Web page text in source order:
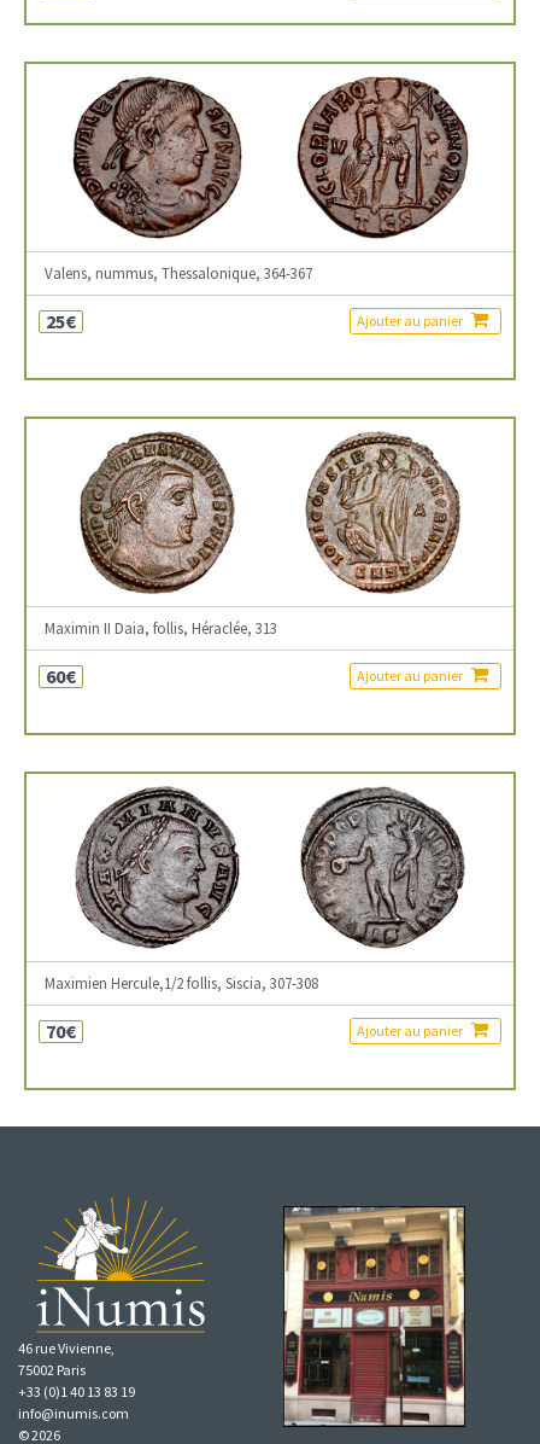
Valens, nummus, Thessalonique, 364-367
25€ Ajouter au panier
Maximin II Daia, follis, Héraclée, 313
60€ Ajouter au panier
Maximien Hercule,1/2 follis, Siscia, 307-308
70€ Ajouter au panier
46 rue Vivienne,
75002 Paris
+33 (0)1 40 13 83 19
info@inumis.com
© 2026